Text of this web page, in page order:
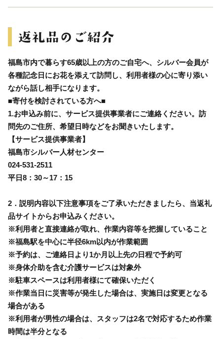
福島市内で暮らす65歳以上の方のご自宅へ、シルバー会員が
各種記念日にお花を添えて訪問し、利用者様の心に寄り添い
ながら話し相手になります。
■寄付を検討されている方へ■
1.お申込み前に、サービス提供事業者にご連絡ください。訪
問先のご住所、希望日時などをお聞きいたします。
【サービス提供事業者】
福島市シルバー人材センター
024-531-2511
平日8：30～17：15
2．説明内容以下注意事項をご了承いただきましたら、当返礼
品サイトからお申込みください。
※利用者と直接連絡が取れ、作業内容等を把握していること
※福島駅を中心に半径6km以内が作業範囲
※予約は、ご連絡日より1か月以上先の日程で予約可
※身体介助を含む介護サービスは対象外
※駐車スペースは利用者様にて確保いただく
※作業当日に災害等が発生した場合は、実施日は変更となる
場合がある
※利用者が男性の場合は、スタッフは2名で対応するため作業
時間は半分となる